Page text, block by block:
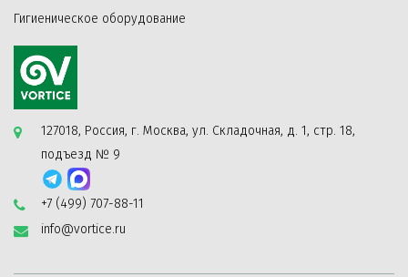
Гигиеническое оборудование
127018, Россия, г. Москва, ул. Складочная, д. 1, стр. 18,
подъезд № 9
+7 (499) 707-88-11
info@vortice.ru